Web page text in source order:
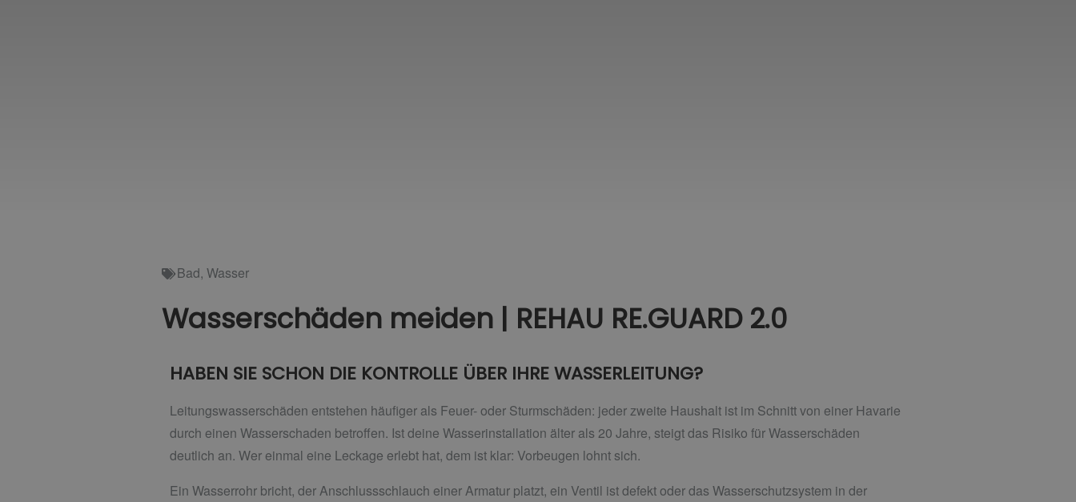
Bad, Wasser
Wasserschäden meiden | REHAU RE.GUARD 2.0
HABEN SIE SCHON DIE KONTROLLE ÜBER IHRE WASSERLEITUNG?
Leitungswasserschäden entstehen häufiger als Feuer- oder Sturmschäden: jeder zweite Haushalt ist im Schnitt von einer Havarie
durch einen Wasserschaden betroffen. Ist deine Wasserinstallation älter als 20 Jahre, steigt das Risiko für Wasserschäden
deutlich an. Wer einmal eine Leckage erlebt hat, dem ist klar: Vorbeugen lohnt sich.
Ein Wasserrohr bricht, der Anschlussschlauch einer Armatur platzt, ein Ventil ist defekt oder das Wasserschutzsystem in der